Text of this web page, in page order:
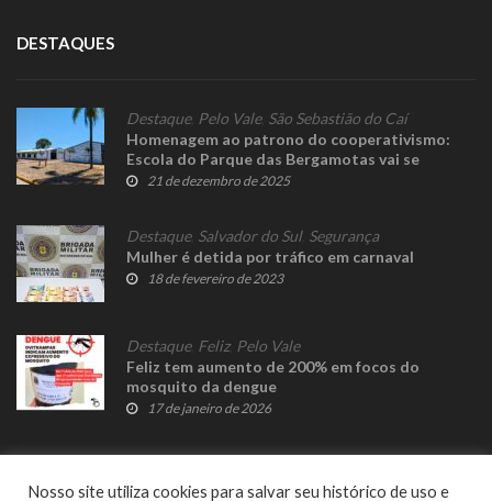
DESTAQUES
Destaque, Pelo Vale, São Sebastião do Caí
Homenagem ao patrono do cooperativismo:
Escola do Parque das Bergamotas vai se
chamar Theodor Amstad
21 de dezembro de 2025
Destaque, Salvador do Sul, Segurança
Mulher é detida por tráfico em carnaval
18 de fevereiro de 2023
Destaque, Feliz, Pelo Vale
Feliz tem aumento de 200% em focos do
mosquito da dengue
17 de janeiro de 2026
Nosso site utiliza cookies para salvar seu histórico de uso e